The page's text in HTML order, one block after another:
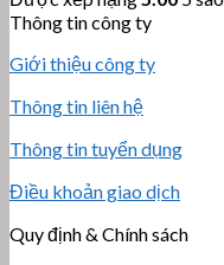
Thông tin công ty
Giới thiệu công ty
Thông tin liên hệ
Thông tin tuyển dụng
Điều khoản giao dịch
Quy định & Chính sách